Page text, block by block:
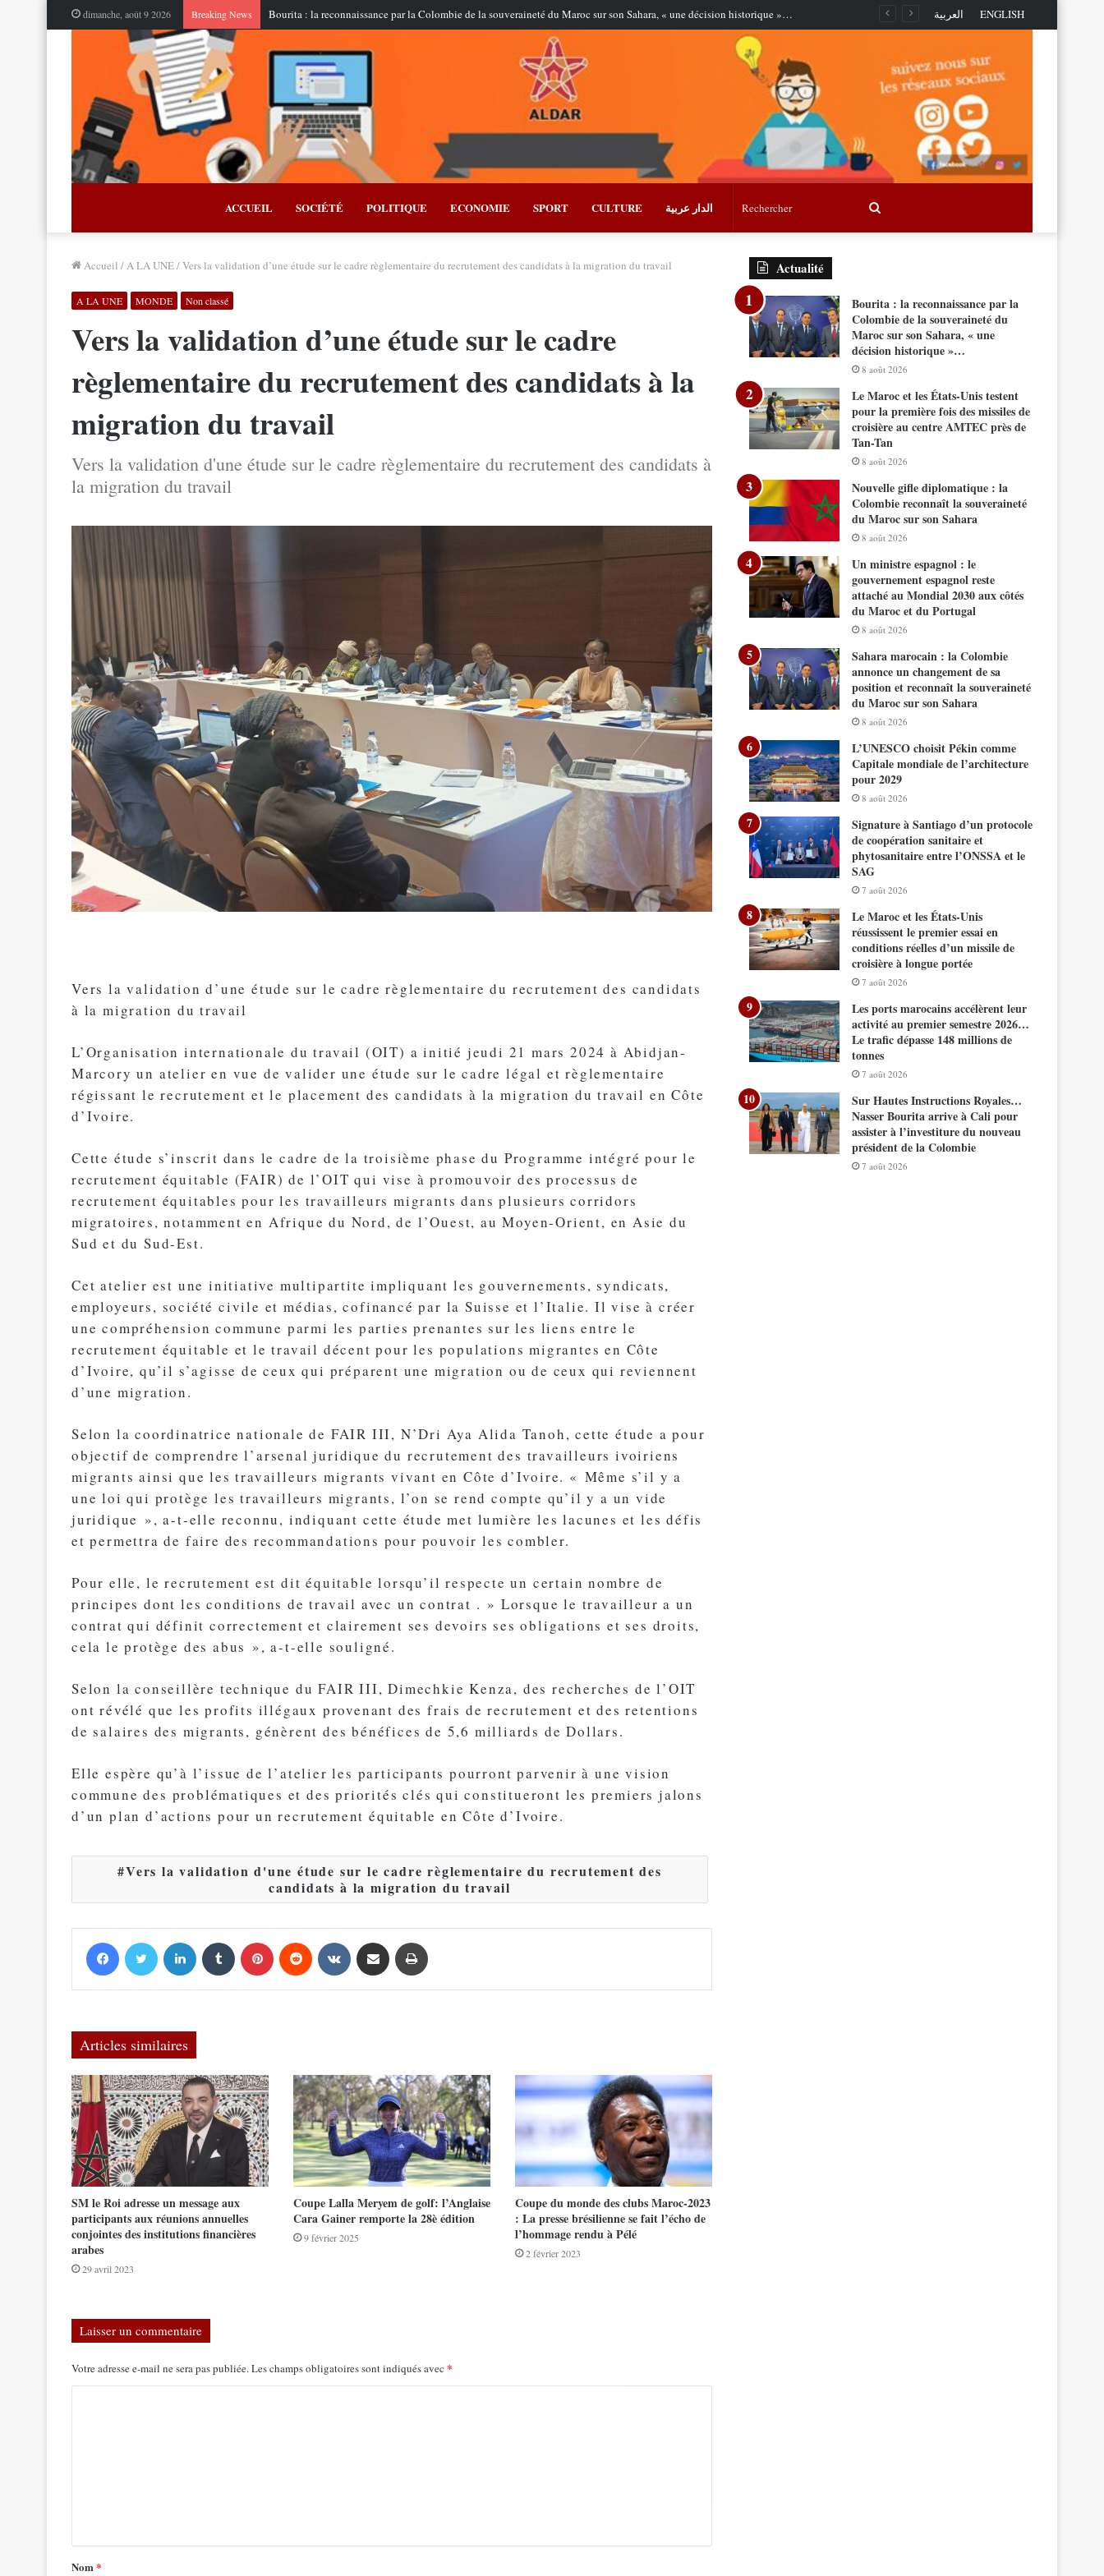
dimanche, août 9 2026 Breaking News Bourita : la reconnaissance par la Colombie de la souveraineté du Maroc sur son Sahara, « une décision historique »… العربية ENGLISH
ACCUEIL SOCIÉTÉ POLITIQUE ECONOMIE SPORT CULTURE الدار عربية Rechercher
Accueil /A LA UNE/Vers la validation d’une étude sur le cadre règlementaire du recrutement des candidats à la migration du travail
A LA UNE MONDE Non classé
Vers la validation d’une étude sur le cadre
règlementaire du recrutement des candidats à la
migration du travail
Vers la validation d'une étude sur le cadre règlementaire du recrutement des candidats à
la migration du travail
Vers la validation d’une étude sur le cadre règlementaire du recrutement des candidats
à la migration du travail
L’Organisation internationale du travail (OIT) a initié jeudi 21 mars 2024 à Abidjan-
Marcory un atelier en vue de valider une étude sur le cadre légal et règlementaire
régissant le recrutement et le placement des candidats à la migration du travail en Côte
d’Ivoire.
Cette étude s’inscrit dans le cadre de la troisième phase du Programme intégré pour le
recrutement équitable (FAIR) de l’OIT qui vise à promouvoir des processus de
recrutement équitables pour les travailleurs migrants dans plusieurs corridors
migratoires, notamment en Afrique du Nord, de l’Ouest, au Moyen-Orient, en Asie du
Sud et du Sud-Est.
Cet atelier est une initiative multipartite impliquant les gouvernements, syndicats,
employeurs, société civile et médias, cofinancé par la Suisse et l’Italie. Il vise à créer
une compréhension commune parmi les parties prenantes sur les liens entre le
recrutement équitable et le travail décent pour les populations migrantes en Côte
d’Ivoire, qu’il s’agisse de ceux qui préparent une migration ou de ceux qui reviennent
d’une migration.
Selon la coordinatrice nationale de FAIR III, N’Dri Aya Alida Tanoh, cette étude a pour
objectif de comprendre l’arsenal juridique du recrutement des travailleurs ivoiriens
migrants ainsi que les travailleurs migrants vivant en Côte d’Ivoire. « Même s’il y a
une loi qui protège les travailleurs migrants, l’on se rend compte qu’il y a un vide
juridique », a-t-elle reconnu, indiquant cette étude met lumière les lacunes et les défis
et permettra de faire des recommandations pour pouvoir les combler.
Pour elle, le recrutement est dit équitable lorsqu’il respecte un certain nombre de
principes dont les conditions de travail avec un contrat . » Lorsque le travailleur a un
contrat qui définit correctement et clairement ses devoirs ses obligations et ses droits,
cela le protège des abus », a-t-elle souligné.
Selon la conseillère technique du FAIR III, Dimechkie Kenza, des recherches de l’OIT
ont révélé que les profits illégaux provenant des frais de recrutement et des retentions
de salaires des migrants, génèrent des bénéfices de 5,6 milliards de Dollars.
Elle espère qu’à l’issue de l’atelier les participants pourront parvenir à une vision
commune des problématiques et des priorités clés qui constitueront les premiers jalons
d’un plan d’actions pour un recrutement équitable en Côte d’Ivoire.
Vers la validation d'une étude sur le cadre règlementaire du recrutement des
candidats à la migration du travail
Articles similaires
SM le Roi adresse un message aux
participants aux réunions annuelles
conjointes des institutions financières
arabes
29 avril 2023
Coupe Lalla Meryem de golf: l’Anglaise
Cara Gainer remporte la 28è édition
9 février 2025
Coupe du monde des clubs Maroc-2023
: La presse brésilienne se fait l’écho de
l’hommage rendu à Pélé
2 février 2023
Laisser un commentaire
Votre adresse e-mail ne sera pas publiée. Les champs obligatoires sont indiqués avec *
Nom *
Actualité
Bourita : la reconnaissance par la
Colombie de la souveraineté du
Maroc sur son Sahara, « une
décision historique »…
8 août 2026
Le Maroc et les États-Unis testent
pour la première fois des missiles de
croisière au centre AMTEC près de
Tan-Tan
8 août 2026
Nouvelle gifle diplomatique : la
Colombie reconnaît la souveraineté
du Maroc sur son Sahara
8 août 2026
Un ministre espagnol : le
gouvernement espagnol reste
attaché au Mondial 2030 aux côtés
du Maroc et du Portugal
8 août 2026
Sahara marocain : la Colombie
annonce un changement de sa
position et reconnaît la souveraineté
du Maroc sur son Sahara
8 août 2026
L’UNESCO choisit Pékin comme
Capitale mondiale de l’architecture
pour 2029
8 août 2026
Signature à Santiago d’un protocole
de coopération sanitaire et
phytosanitaire entre l’ONSSA et le
SAG
7 août 2026
Le Maroc et les États-Unis
réussissent le premier essai en
conditions réelles d’un missile de
croisière à longue portée
7 août 2026
Les ports marocains accélèrent leur
activité au premier semestre 2026…
Le trafic dépasse 148 millions de
tonnes
7 août 2026
Sur Hautes Instructions Royales…
Nasser Bourita arrive à Cali pour
assister à l’investiture du nouveau
président de la Colombie
7 août 2026